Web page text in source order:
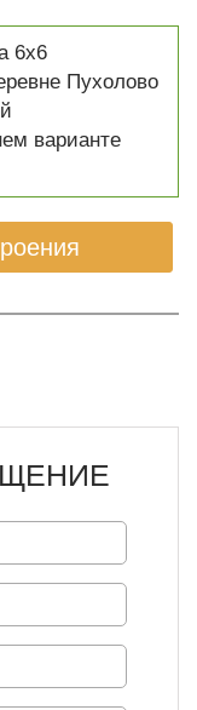
6х6
Пухолово
варианте